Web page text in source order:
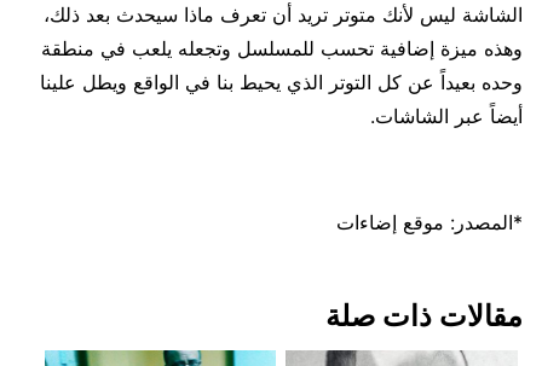
الشاشة ليس لأنك متوتر تريد أن تعرف ماذا سيحدث بعد ذلك،
وهذه ميزة إضافية تحسب للمسلسل وتجعله يلعب في منطقة
وحده بعيداً عن كل التوتر الذي يحيط بنا في الواقع ويطل علينا
أيضاً عبر الشاشات.
*المصدر: موقع إضاءات
مقالات ذات صلة